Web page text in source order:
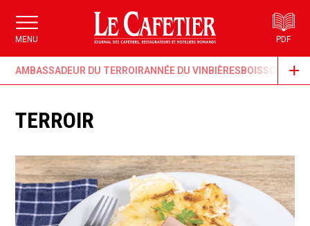
MENU PDF
AMBASSADEUR DU TERROIRANNÉE DU VINBIÈRESBOISSONS &
TERROIR